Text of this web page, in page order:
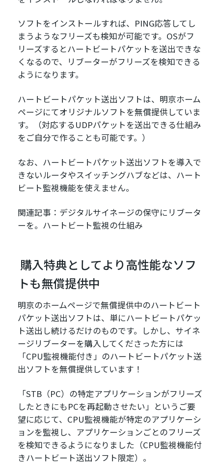
ソフトをインストールすれば、PING応答してし
まうようなフリーズも検知が可能です。OSがフ
リーズするとハートビートパケットを送出できな
くなるので、リブーターがフリーズを検知できる
ようになります。
ハートビートパケット送出ソフトは、明京ホーム
ページにてオリジナルソフトを無償提供していま
す。（対応するUDPパケットを送出できる仕組み
をご自分で作ることも可能です。）
なお、ハートビートパケット送出ソフトを導入で
きないルータやスイッチングハブなどは、ハート
ビート監視機能を使えません。
関連記事：デジタルサイネージの保守にリブータ
ーを。ハートビート監視の仕組み
購入特典としてより高性能なソフ
トも無償提供中
明京のホームページで無償提供中のハートビート
パケット送出ソフトは、単にハートビートパケッ
ト送出し続けるだけのものです。しかし、サイネ
ージリブーターを購入してくださった方には
「CPU監視機能付き」のハートビートパケット送
出ソフトを無償提供しています！
「STB（PC）の特定アプリケーションがフリーズ
したときにもPCを再起動させたい」というご要
望に応じて、CPU監視機能が特定のアプリケーシ
ョンを監視し、アプリケーションごとのフリーズ
を検知できるようになりました（CPU監視機能付
きハートビート送出ソフト限定）。